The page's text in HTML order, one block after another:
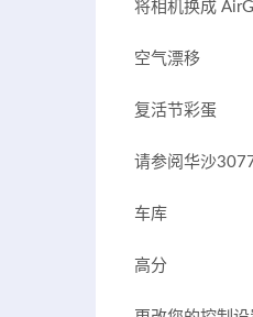
将相机换成
空气漂移
复活节彩蛋
请参阅华沙
车库
高分